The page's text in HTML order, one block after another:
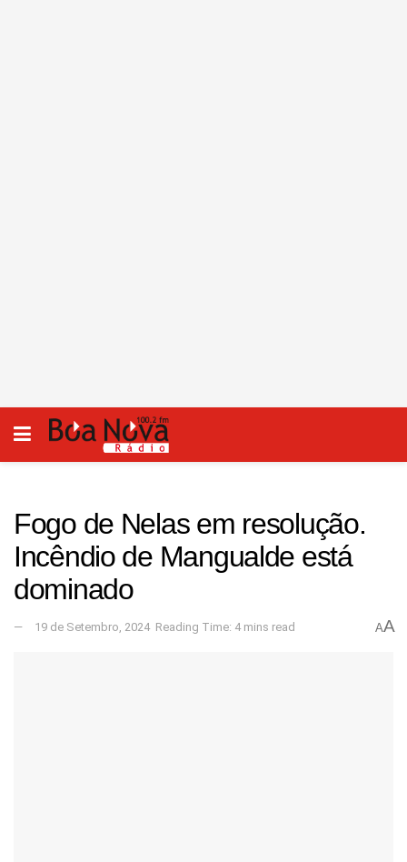
Fogo de Nelas em resolução.
Incêndio de Mangualde está
dominado
19 de Setembro, 2024 Reading Time: 4 mins read AA